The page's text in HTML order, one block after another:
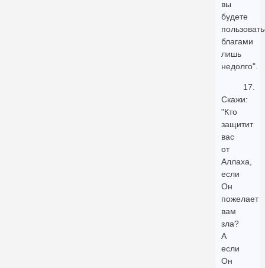
вы
будете
благами
лишь
недолго".
17.
Скажи:
"Кто
защитит
вас
от
Аллаха,
если
Он
пожелает
вам
зла?
А
если
Он